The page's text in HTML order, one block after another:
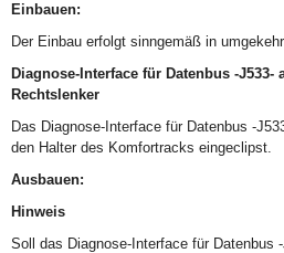
Einbauen:
Der Einbau erfolgt sinngemäß in
Diagnose-Interface für Datenbus -J533-
Rechtslenker
Das Diagnose-Interface für Datenbus -
den Halter des Komfortracks eingeclipst.
Ausbauen:
Hinweis
Soll das Diagnose-Interface für Datenbus